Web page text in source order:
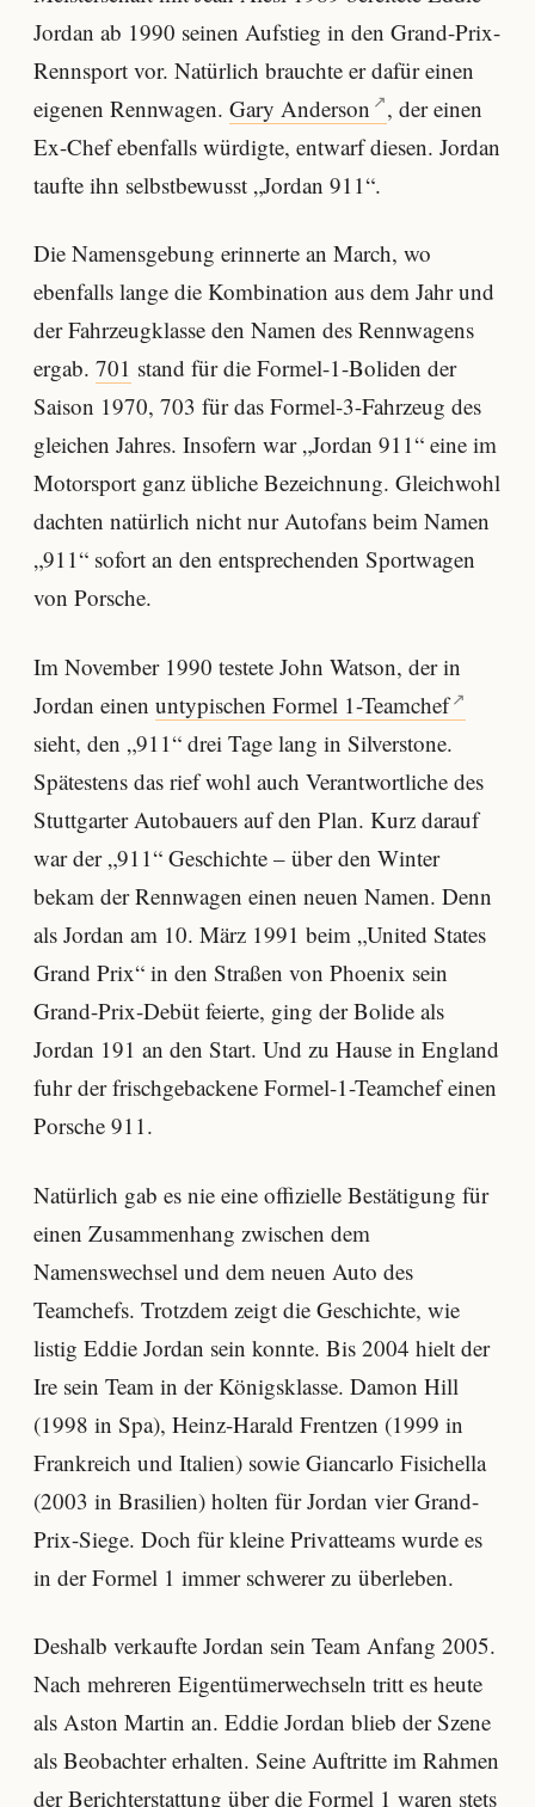
Jordan ab 1990 seinen Aufstieg in den Grand-Prix-
Rennsport vor. Natürlich brauchte er dafür einen
eigenen Rennwagen. Gary Anderson
, der einen
Ex-Chef ebenfalls würdigte, entwarf diesen. Jordan
taufte ihn selbstbewusst „Jordan 911“.
Die Namensgebung erinnerte an March, wo
ebenfalls lange die Kombination aus dem Jahr und
der Fahrzeugklasse den Namen des Rennwagens
ergab. 701 stand für die Formel-1-Boliden der
Saison 1970, 703 für das Formel-3-Fahrzeug des
gleichen Jahres. Insofern war „Jordan 911“ eine im
Motorsport ganz übliche Bezeichnung. Gleichwohl
dachten natürlich nicht nur Autofans beim Namen
„911“ sofort an den entsprechenden Sportwagen
von Porsche.
Im November 1990 testete John Watson, der in
Jordan einen untypischen Formel 1-Teamchef
sieht, den „911“ drei Tage lang in Silverstone.
Spätestens das rief wohl auch Verantwortliche des
Stuttgarter Autobauers auf den Plan. Kurz darauf
war der „911“ Geschichte – über den Winter
bekam der Rennwagen einen neuen Namen. Denn
als Jordan am 10. März 1991 beim „United States
Grand Prix“ in den Straßen von Phoenix sein
Grand-Prix-Debüt feierte, ging der Bolide als
Jordan 191 an den Start. Und zu Hause in England
fuhr der frischgebackene Formel-1-Teamchef einen
Porsche 911.
Natürlich gab es nie eine offizielle Bestätigung für
einen Zusammenhang zwischen dem
Namenswechsel und dem neuen Auto des
Teamchefs. Trotzdem zeigt die Geschichte, wie
listig Eddie Jordan sein konnte. Bis 2004 hielt der
Ire sein Team in der Königsklasse. Damon Hill
(1998 in Spa), Heinz-Harald Frentzen (1999 in
Frankreich und Italien) sowie Giancarlo Fisichella
(2003 in Brasilien) holten für Jordan vier Grand-
Prix-Siege. Doch für kleine Privatteams wurde es
in der Formel 1 immer schwerer zu überleben.
Deshalb verkaufte Jordan sein Team Anfang 2005.
Nach mehreren Eigentümerwechseln tritt es heute
als Aston Martin an. Eddie Jordan blieb der Szene
als Beobachter erhalten. Seine Auftritte im Rahmen
der Berichterstattung über die Formel 1 waren stets